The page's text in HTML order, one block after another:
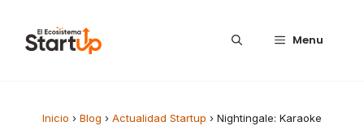
Menu
Inicio › Blog › Actualidad Startup › Nightingale: Karaoke